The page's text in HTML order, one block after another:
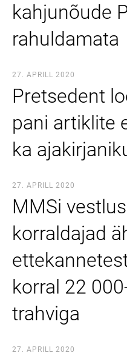
kahjunõude
rahuldamata
27. APRILL 2020
Pretsedent
pani artiklite
ka
27. APRILL 2020
MMSi
korraldajad
korral 22
trahviga
27. APRILL 2020